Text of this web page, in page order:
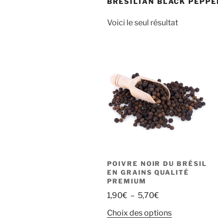
Voici le seul résultat
POIVRE NOIR DU BRÉSIL
EN GRAINS QUALITÉ
PREMIUM
1,90€ – 5,70€
Choix des optionsCe